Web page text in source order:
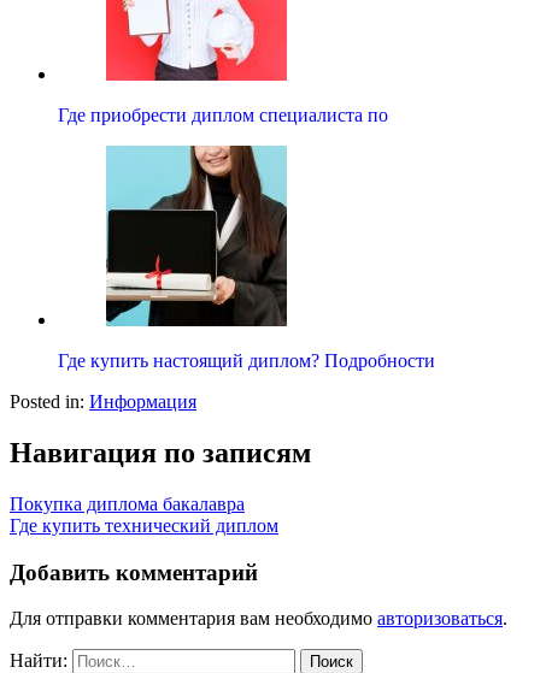
Где приобрести диплом специалиста по
Где купить настоящий диплом? Подробности
Posted in: Информация
Навигация по записям
Покупка диплома бакалавра
Где купить технический диплом
Добавить комментарий
Для отправки комментария вам необходимо авторизоваться.
Найти: